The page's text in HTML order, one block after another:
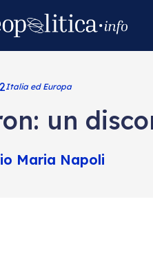
Italia ed Europa
un
Maria Napoli